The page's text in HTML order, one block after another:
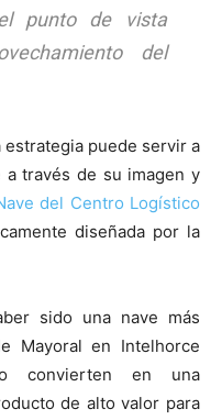
punto de vista
del
estrategia puede servir a
a través de su imagen y
del Centro Logístico
diseñada por la
sido una nave más
Mayoral en Intelhorce
convierten en una
de alto valor para